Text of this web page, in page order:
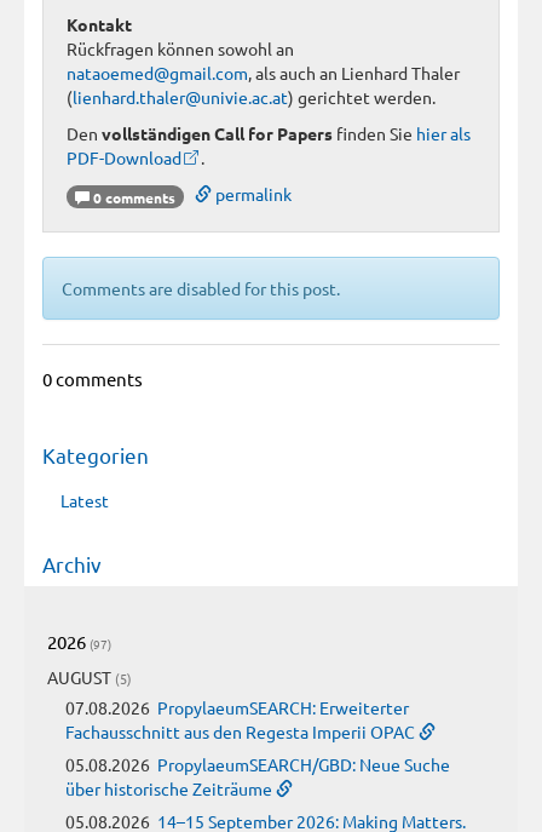
Kontakt
Rückfragen können sowohl an
nataoemed@gmail.com, als auch an Lienhard Thaler
(lienhard.thaler@univie.ac.at) gerichtet werden.
Den vollständigen Call for Papers finden Sie hier als
PDF-Download
.
0 comments permalink
Comments are disabled for this post.
0 comments
Kategorien
Latest
Archiv
2026 (97)
AUGUST (5)
07.08.2026 PropylaeumSEARCH: Erweiterter
Fachausschnitt aus den Regesta Imperii OPAC
05.08.2026 PropylaeumSEARCH/GBD: Neue Suche
über historische Zeiträume
05.08.2026 14–15 September 2026: Making Matters.